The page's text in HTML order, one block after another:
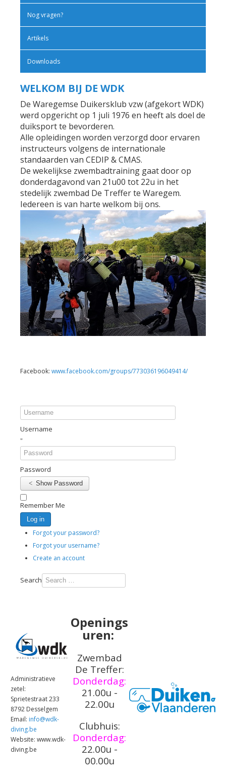
Nog vragen?
Artikels
Downloads
WELKOM BIJ DE WDK
De Waregemse Duikersklub vzw (afgekort WDK)
werd opgericht op 1 juli 1976 en heeft als doel de
duiksport te bevorderen.
Alle opleidingen worden verzorgd door ervaren
instructeurs volgens de internationale
standaarden van CEDIP & CMAS.
De wekelijkse zwembadtraining gaat door op
donderdagavond van 21u00 tot 22u in het
stedelijk zwembad De Treffer te Waregem.
Iedereen is van harte welkom bij ons.
Facebook: www.facebook.com/groups/773036196049414/
Username
Password
Show Password
Remember Me
Log in
Forgot your password?
Forgot your username?
Create an account
Search
results.
Administratieve
zetel:
Sprietestraat 233
8792 Desselgem
Email: info@wdk-
diving.be
Website: www.wdk-
diving.be
Openings
uren:
Zwembad
De Treffer:
Donderdag:
21.00u -
22.00u
Clubhuis:
Donderdag:
22.00u -
00.00u